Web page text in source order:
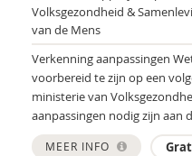
Volksgezondheid &
van de Mens
Verkenning aanpassingen
voorbereid te zijn op een
ministerie van
aanpassingen nodig zijn aan
MEER INFO